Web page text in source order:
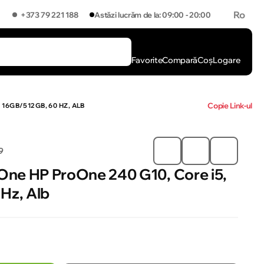
+373 79 221 188 Astăzi lucrăm de la: 09:00 - 20:00 Ro
FavoriteComparăCoșLogare
512GB, 60 HZ, ALB Copie Link-ul
HP ProOne 240 G10, Core i5,
Alb